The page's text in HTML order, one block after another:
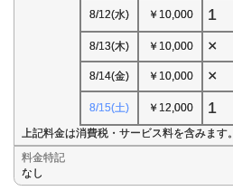
8/12(水) ￥10,000 1
8/13(木) ￥10,000 ×
8/14(金) ￥10,000 ×
8/15(土) ￥12,000 1
上記料金は消費税・サービス料を含みます。
料金特記
なし